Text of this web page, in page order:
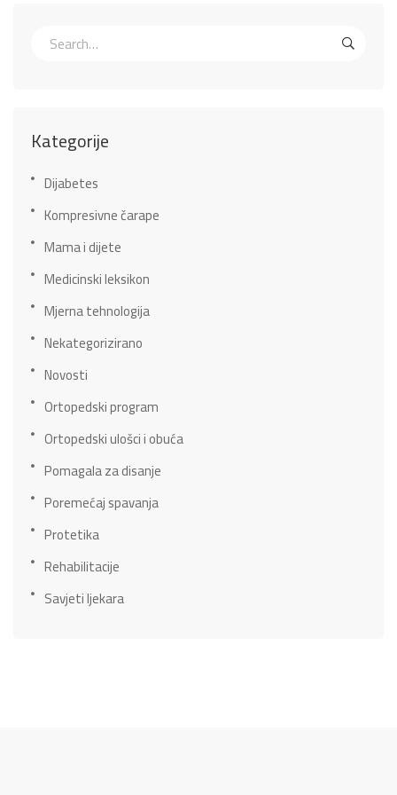
Kategorije
Dijabetes
Kompresivne čarape
Mama i dijete
Medicinski leksikon
Mjerna tehnologija
Nekategorizirano
Novosti
Ortopedski program
Ortopedski ulošci i obuća
Pomagala za disanje
Poremećaj spavanja
Protetika
Rehabilitacije
Savjeti ljekara